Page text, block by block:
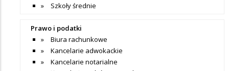
Szkoły średnie
Prawo i podatki
Biura rachunkowe
Kancelarie adwokackie
Kancelarie notarialne